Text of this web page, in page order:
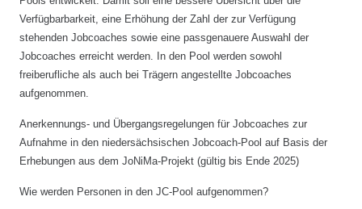
d
n
a
v
i
a
t
i
o
Verfügbarbarkeit, eine Erhöhung der Zahl der zur Verfügung
stehenden Jobcoaches sowie eine passgenauere Auswahl der
Jobcoaches erreicht werden. In den Pool werden sowohl
freiberufliche als auch bei Trägern angestellte Jobcoaches
aufgenommen.
Anerkennungs- und Übergangsregelungen für Jobcoaches zur
Aufnahme in den niedersächsischen Jobcoach-Pool auf Basis der
Erhebungen aus dem JoNiMa-Projekt (gültig bis Ende 2025)
Wie werden Personen in den JC-Pool aufgenommen?